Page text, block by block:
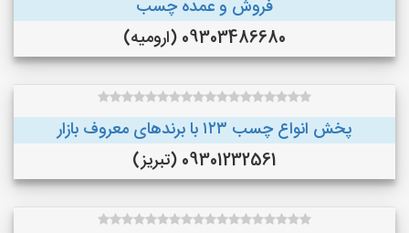
فروش و عمده چسب
09303486680 (ارومیه)
پخش انواع چسب ۱۲۳ با برندهای معروف بازار
09301232561 (تبریز)